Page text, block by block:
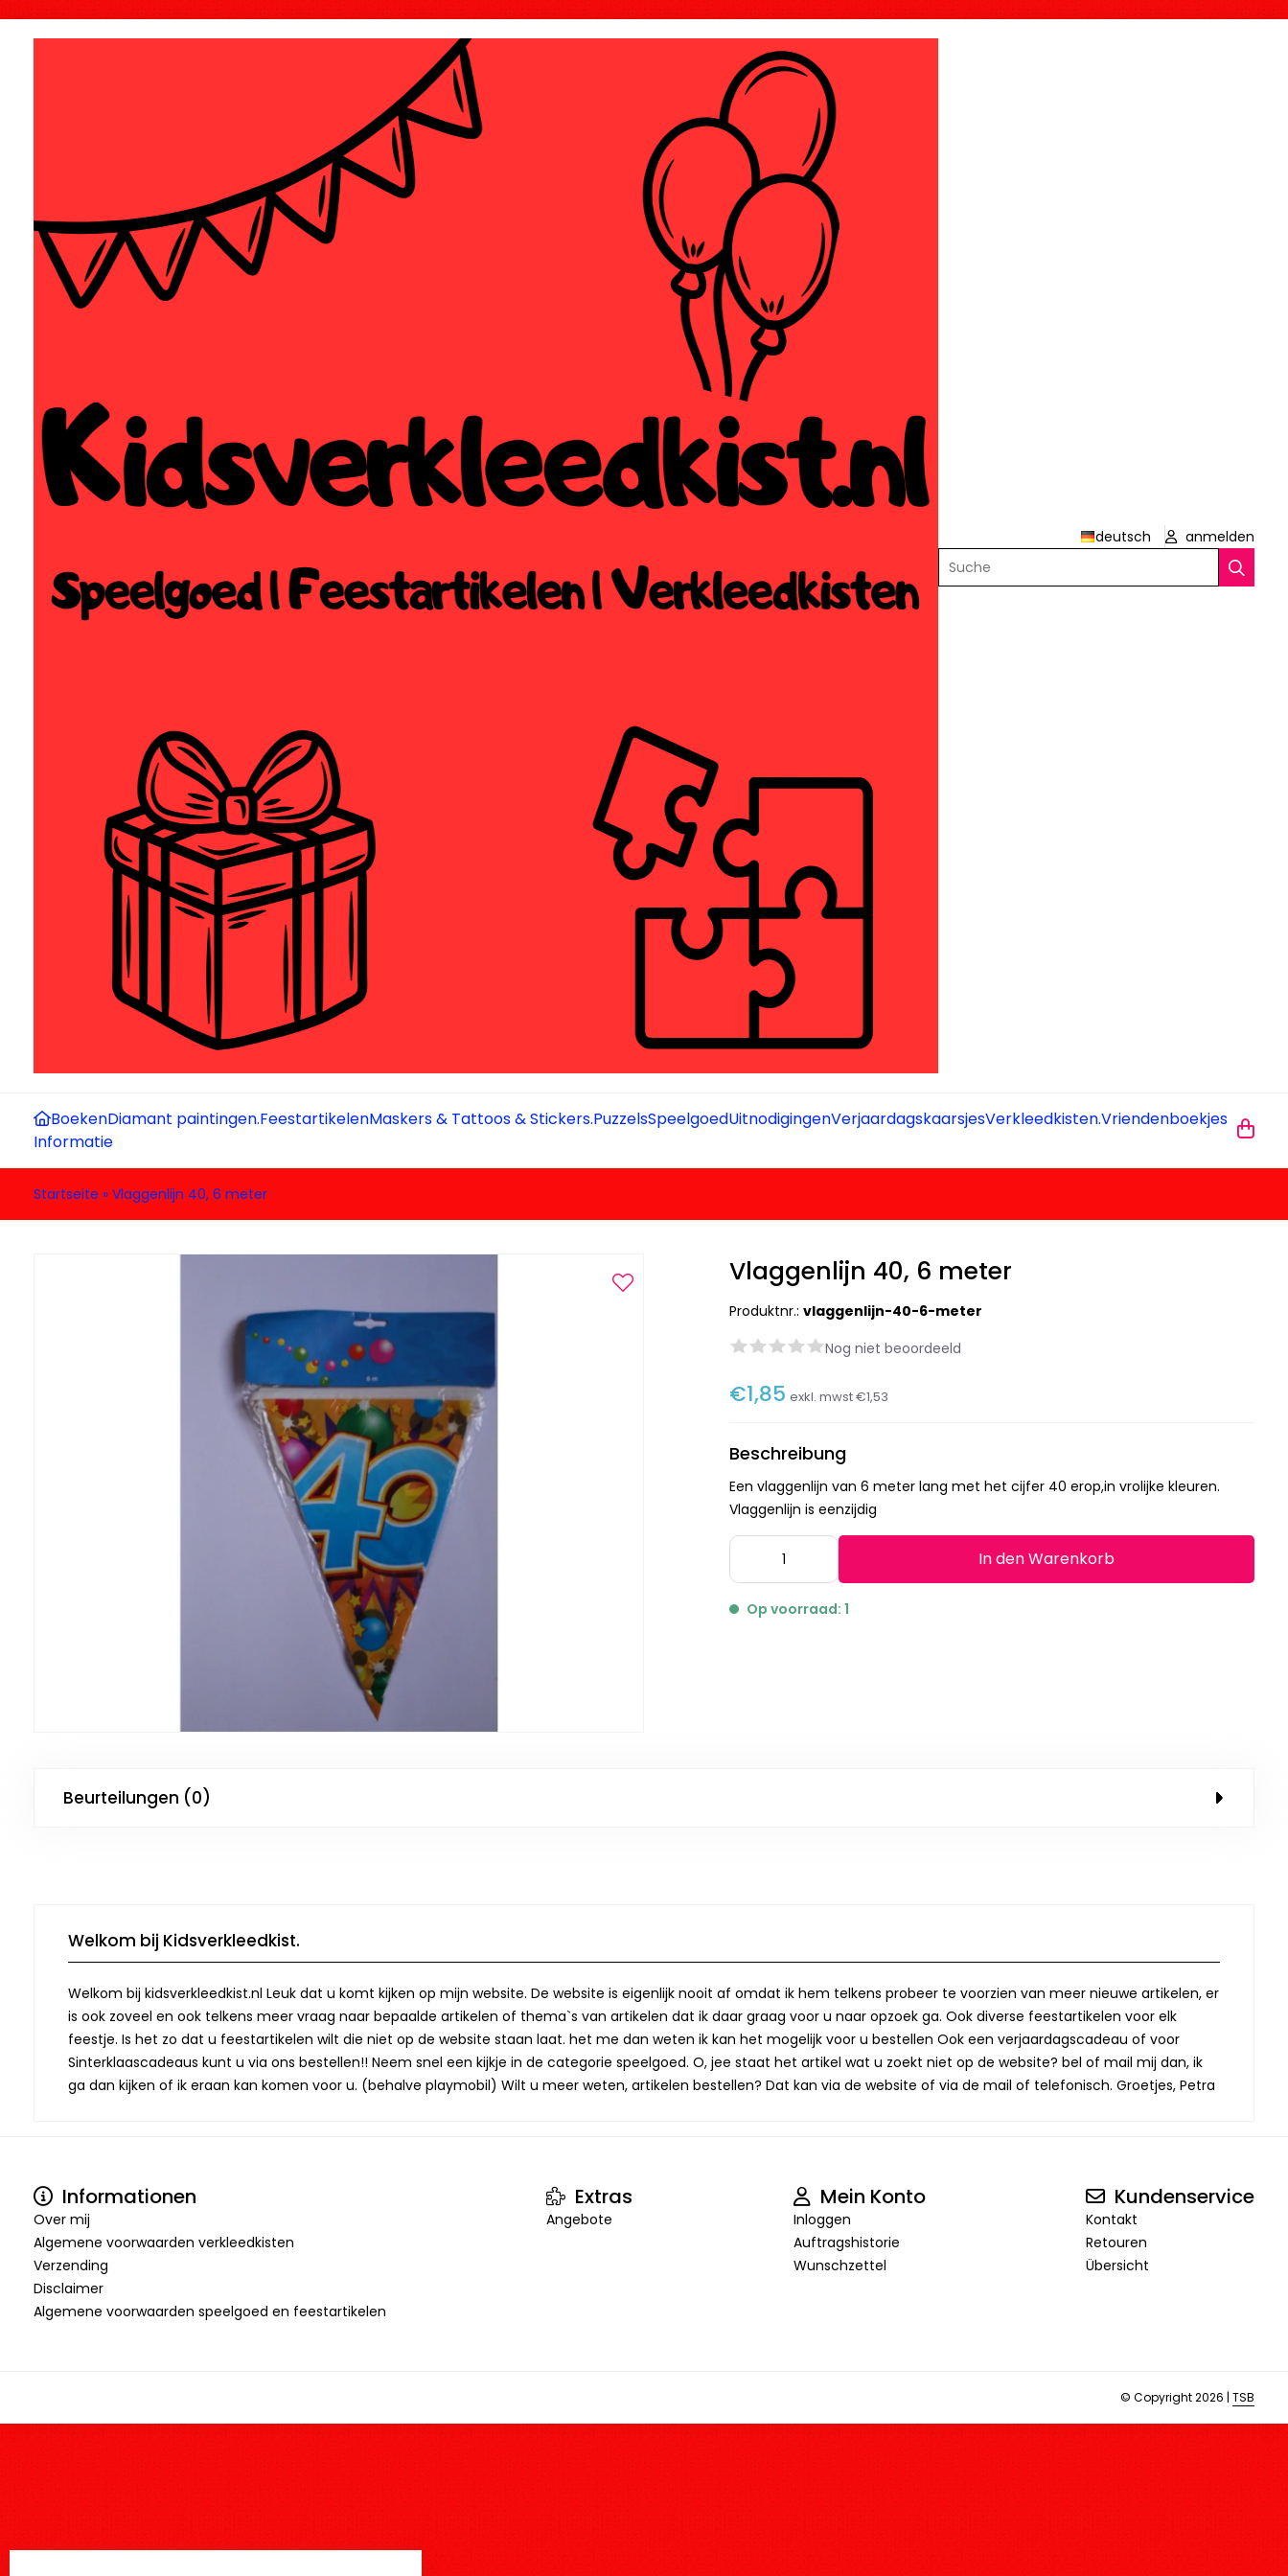
deutsch
anmelden
Suche
BoekenDiamant paintingen.FeestartikelenMaskers & Tattoos & Stickers.PuzzelsSpeelgoedUitnodigingenVerjaardagskaarsjesVerkleedkisten.Vriendenboekjes
Informatie
Startseite » Vlaggenlijn 40, 6 meter
Vlaggenlijn 40, 6 meter
Produktnr.:vlaggenlijn-40-6-meter
Nog niet beoordeeld
€1,85 exkl. mwst€1,53
Beschreibung
Een vlaggenlijn van 6 meter lang met het cijfer 40 erop,in vrolijke kleuren.
Vlaggenlijn is eenzijdig
In den Warenkorb
Op voorraad: 1
Beurteilungen (0)
Welkom bij Kidsverkleedkist.
Welkom bij kidsverkleedkist.nl Leuk dat u komt kijken op mijn website. De website is eigenlijk nooit af omdat ik hem telkens probeer te voorzien van meer nieuwe artikelen, er
is ook zoveel en ook telkens meer vraag naar bepaalde artikelen of thema`s van artikelen dat ik daar graag voor u naar opzoek ga. Ook diverse feestartikelen voor elk
feestje. Is het zo dat u feestartikelen wilt die niet op de website staan laat. het me dan weten ik kan het mogelijk voor u bestellen Ook een verjaardagscadeau of voor
Sinterklaascadeaus kunt u via ons bestellen!! Neem snel een kijkje in de categorie speelgoed. O, jee staat het artikel wat u zoekt niet op de website? bel of mail mij dan, ik
ga dan kijken of ik eraan kan komen voor u. (behalve playmobil) Wilt u meer weten, artikelen bestellen? Dat kan via de website of via de mail of telefonisch. Groetjes, Petra
Informationen
Over mij
Algemene voorwaarden verkleedkisten
Verzending
Disclaimer
Algemene voorwaarden speelgoed en feestartikelen
Extras
Angebote
Mein Konto
Inloggen
Auftragshistorie
Wunschzettel
Kundenservice
Kontakt
Retouren
Übersicht
© Copyright 2026 | TSB